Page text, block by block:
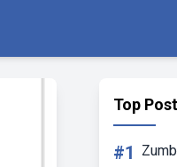
Top Post
#1